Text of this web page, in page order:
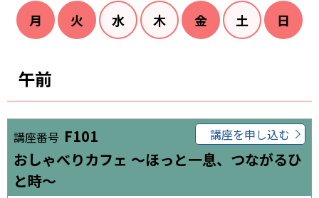
月 火 水 木 金 土 日
午前
講座番号 F101
おしゃべりカフェ ～ほっと一息、つながるひ
と時～
講座を申し込む